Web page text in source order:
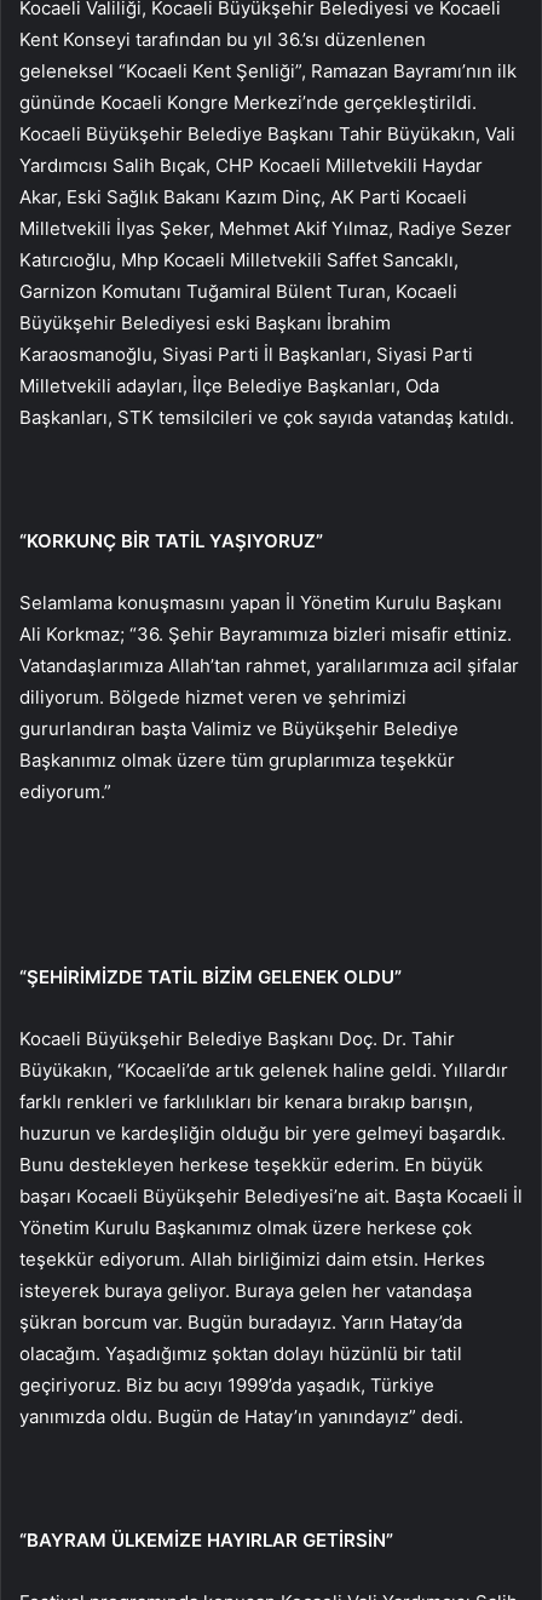
Kocaeli Valiliği, Kocaeli Büyükşehir Belediyesi ve Kocaeli
Kent Konseyi tarafından bu yıl 36.’sı düzenlenen
geleneksel “Kocaeli Kent Şenliği”, Ramazan Bayramı’nın ilk
gününde Kocaeli Kongre Merkezi’nde gerçekleştirildi.
Kocaeli Büyükşehir Belediye Başkanı Tahir Büyükakın, Vali
Yardımcısı Salih Bıçak, CHP Kocaeli Milletvekili Haydar
Akar, Eski Sağlık Bakanı Kazım Dinç, AK Parti Kocaeli
Milletvekili İlyas Şeker, Mehmet Akif Yılmaz, Radiye Sezer
Katırcıoğlu, Mhp Kocaeli Milletvekili Saffet Sancaklı,
Garnizon Komutanı Tuğamiral Bülent Turan, Kocaeli
Büyükşehir Belediyesi eski Başkanı İbrahim
Karaosmanoğlu, Siyasi Parti İl Başkanları, Siyasi Parti
Milletvekili adayları, İlçe Belediye Başkanları, Oda
Başkanları, STK temsilcileri ve çok sayıda vatandaş katıldı.
“KORKUNÇ BİR TATİL YAŞIYORUZ”
Selamlama konuşmasını yapan İl Yönetim Kurulu Başkanı
Ali Korkmaz; “36. Şehir Bayramımıza bizleri misafir ettiniz.
Vatandaşlarımıza Allah’tan rahmet, yaralılarımıza acil şifalar
diliyorum. Bölgede hizmet veren ve şehrimizi
gururlandıran başta Valimiz ve Büyükşehir Belediye
Başkanımız olmak üzere tüm gruplarımıza teşekkür
ediyorum.”
“ŞEHİRİMİZDE TATİL BİZİM GELENEK OLDU”
Kocaeli Büyükşehir Belediye Başkanı Doç. Dr. Tahir
Büyükakın, “Kocaeli’de artık gelenek haline geldi. Yıllardır
farklı renkleri ve farklılıkları bir kenara bırakıp barışın,
huzurun ve kardeşliğin olduğu bir yere gelmeyi başardık.
Bunu destekleyen herkese teşekkür ederim. En büyük
başarı Kocaeli Büyükşehir Belediyesi’ne ait. Başta Kocaeli İl
Yönetim Kurulu Başkanımız olmak üzere herkese çok
teşekkür ediyorum. Allah birliğimizi daim etsin. Herkes
isteyerek buraya geliyor. Buraya gelen her vatandaşa
şükran borcum var. Bugün buradayız. Yarın Hatay’da
olacağım. Yaşadığımız şoktan dolayı hüzünlü bir tatil
geçiriyoruz. Biz bu acıyı 1999’da yaşadık, Türkiye
yanımızda oldu. Bugün de Hatay’ın yanındayız” dedi.
“BAYRAM ÜLKEMİZE HAYIRLAR GETİRSİN”